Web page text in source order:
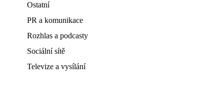
Ostatní
PR a komunikace
Rozhlas a podcasty
Sociální sítě
Televize a vysílání